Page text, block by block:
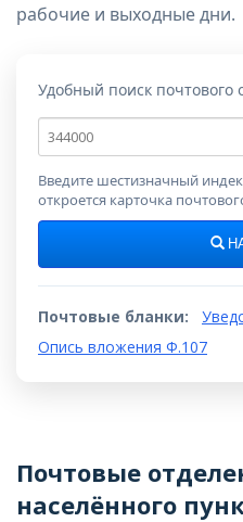
рабочие и выходные дни.
Удобный поиск почтового
Почтовый
индекс
Введите шестизначный
откроется карточка
Почтовые бланки:
Опись вложения Ф.107
Почтовые
населённого